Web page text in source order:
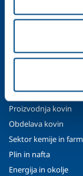
Etika in vrednote
Varnost, okolje in
Prehrambena
Proizvodnja kovin
Obdelava kovin
Sektor kemije in
Plin in nafta
Energija in okolje